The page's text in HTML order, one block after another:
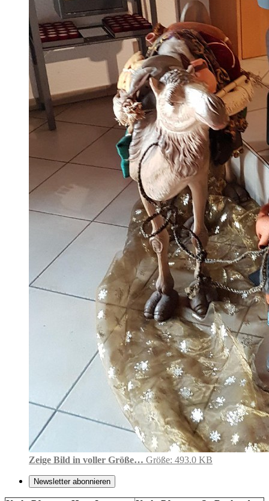
Zeige Bild in voller Größe… Größe: 493.0 KB
Newsletter abonnieren